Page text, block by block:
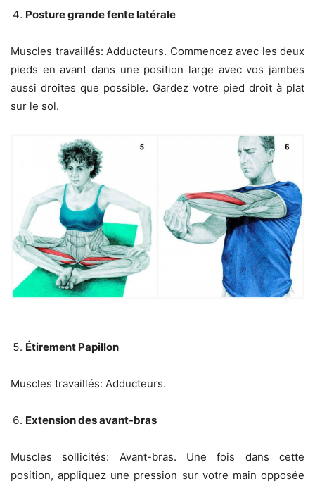
Posture grande fente latérale
Muscles travaillés: Adducteurs. Commencez avec les deux
pieds en avant dans une position large avec vos jambes
aussi droites que possible. Gardez votre pied droit à plat
sur le sol.
Étirement Papillon
Muscles travaillés: Adducteurs.
Extension des avant-bras
Muscles sollicités: Avant-bras. Une fois dans cette
position, appliquez une pression sur votre main opposée